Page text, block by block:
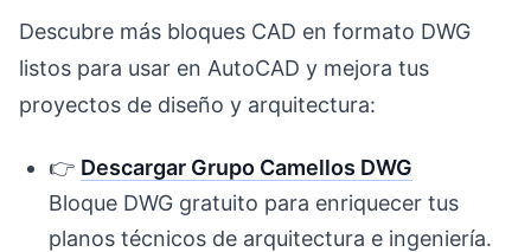
Descubre más bloques CAD en formato DWG
listos para usar en AutoCAD y mejora tus
proyectos de diseño y arquitectura:
👉 Descargar Grupo Camellos DWG
Bloque DWG gratuito para enriquecer tus
planos técnicos de arquitectura e ingeniería.